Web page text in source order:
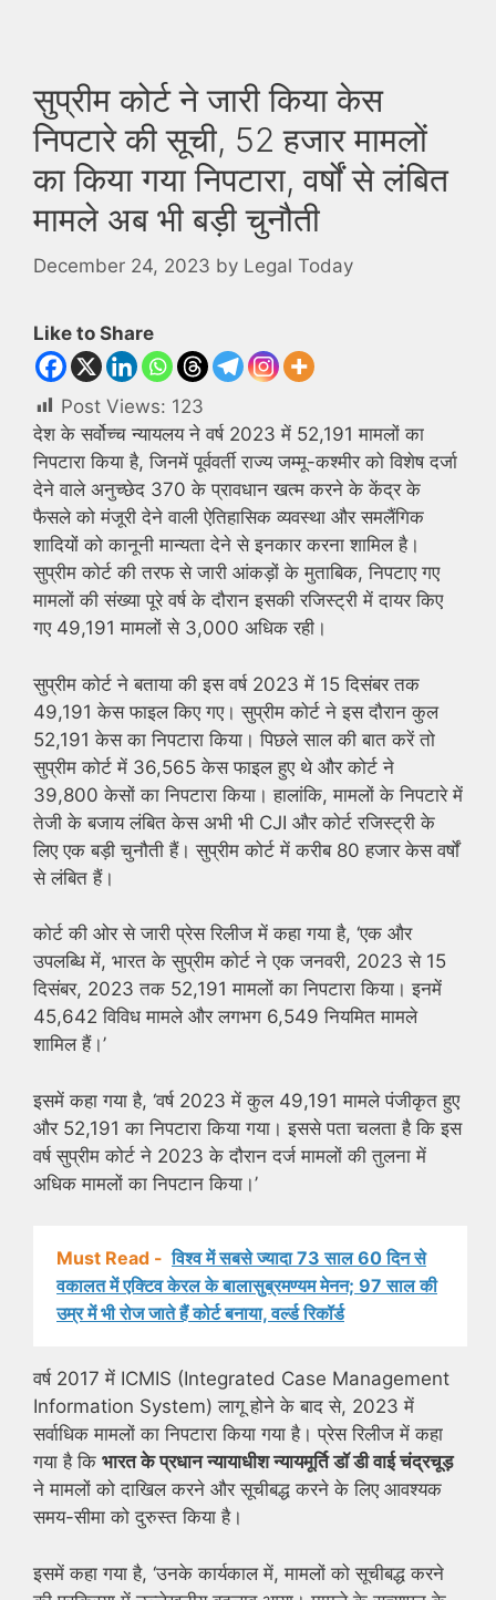
सुप्रीम कोर्ट ने जारी किया केस
निपटारे की सूची, 52 हजार मामलों
का किया गया निपटारा, वर्षों से लंबित
मामले अब भी बड़ी चुनौती
December 24, 2023 by Legal Today
Like to Share
Post Views: 123
देश के सर्वोच्च न्यायलय ने वर्ष 2023 में 52,191 मामलों का
निपटारा किया है, जिनमें पूर्ववर्ती राज्य जम्मू-कश्मीर को विशेष दर्जा
देने वाले अनुच्छेद 370 के प्रावधान खत्म करने के केंद्र के
फैसले को मंजूरी देने वाली ऐतिहासिक व्यवस्था और समलैंगिक
शादियों को कानूनी मान्यता देने से इनकार करना शामिल है।
सुप्रीम कोर्ट की तरफ से जारी आंकड़ों के मुताबिक, निपटाए गए
मामलों की संख्या पूरे वर्ष के दौरान इसकी रजिस्ट्री में दायर किए
गए 49,191 मामलों से 3,000 अधिक रही।
सुप्रीम कोर्ट ने बताया की इस वर्ष 2023 में 15 दिसंबर तक
49,191 केस फाइल किए गए। सुप्रीम कोर्ट ने इस दौरान कुल
52,191 केस का निपटारा किया। पिछले साल की बात करें तो
सुप्रीम कोर्ट में 36,565 केस फाइल हुए थे और कोर्ट ने
39,800 केसों का निपटारा किया। हालांकि, मामलों के निपटारे में
तेजी के बजाय लंबित केस अभी भी CJI और कोर्ट रजिस्ट्री के
लिए एक बड़ी चुनौती हैं। सुप्रीम कोर्ट में करीब 80 हजार केस वर्षों
से लंबित हैं।
कोर्ट की ओर से जारी प्रेस रिलीज में कहा गया है, ‘एक और
उपलब्धि में, भारत के सुप्रीम कोर्ट ने एक जनवरी, 2023 से 15
दिसंबर, 2023 तक 52,191 मामलों का निपटारा किया। इनमें
45,642 विविध मामले और लगभग 6,549 नियमित मामले
शामिल हैं।’
इसमें कहा गया है, ‘वर्ष 2023 में कुल 49,191 मामले पंजीकृत हुए
और 52,191 का निपटारा किया गया। इससे पता चलता है कि इस
वर्ष सुप्रीम कोर्ट ने 2023 के दौरान दर्ज मामलों की तुलना में
अधिक मामलों का निपटान किया।’
Must Read - विश्व में सबसे ज्यादा 73 साल 60 दिन से
वकालत में एक्टिव केरल के बालासुब्रमण्यम मेनन; 97 साल की
उम्र में भी रोज जाते हैं कोर्ट बनाया, वर्ल्ड रिकॉर्ड
वर्ष 2017 में ICMIS (Integrated Case Management
Information System) लागू होने के बाद से, 2023 में
सर्वाधिक मामलों का निपटारा किया गया है। प्रेस रिलीज में कहा
गया है कि भारत के प्रधान न्यायाधीश न्यायमूर्ति डॉ डी वाई चंद्रचूड़
ने मामलों को दाखिल करने और सूचीबद्ध करने के लिए आवश्यक
समय-सीमा को दुरुस्त किया है।
इसमें कहा गया है, ‘उनके कार्यकाल में, मामलों को सूचीबद्ध करने